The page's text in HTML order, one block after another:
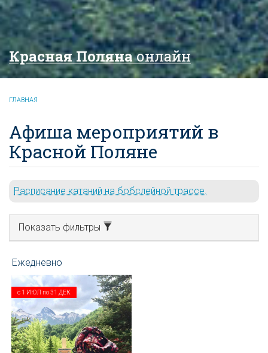
Красная Полянаонлайн
ГЛАВНАЯ
Афиша мероприятий в
Красной Поляне
Расписание катаний на бобслейной трассе.
Показать фильтры
с 1 ИЮЛ по31 ДЕК